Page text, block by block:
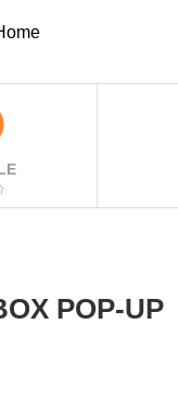
POP-UP